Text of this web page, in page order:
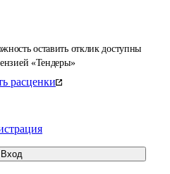
оставить отклик доступны
«Тендеры»
расценки
Вход